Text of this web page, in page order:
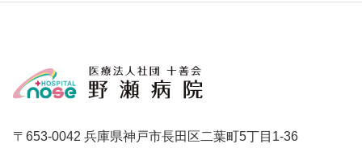
〒653-0042 兵庫県神戸市長田区二葉町5丁目1-36